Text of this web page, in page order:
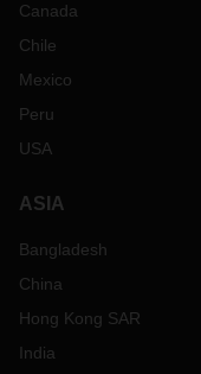
Canada
Chile
Mexico
Peru
USA
ASIA
Bangladesh
China
Hong Kong SAR
India